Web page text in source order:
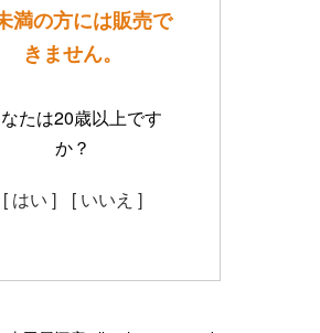
満の方には販売で
きません。
たは20歳以上です
か？
[ はい ] [ いいえ ]